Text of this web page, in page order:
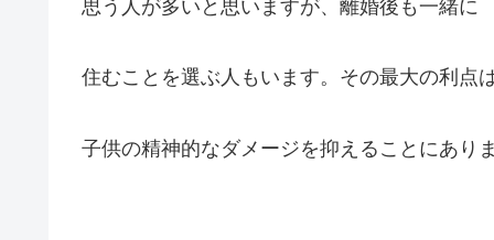
思う人が多いと思いますが、離婚後も一緒に
住むことを選ぶ人もいます。その最大の利点は
子供の精神的なダメージを抑えることにありま